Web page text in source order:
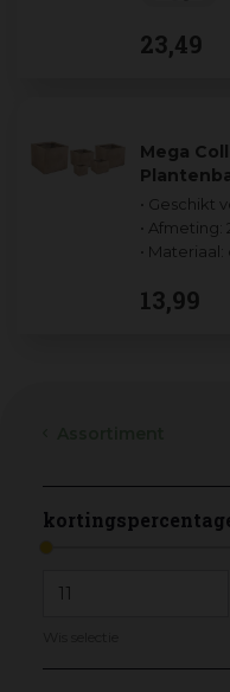
23,49
Mega
23 x…
• Geschikt
•
•
13,99